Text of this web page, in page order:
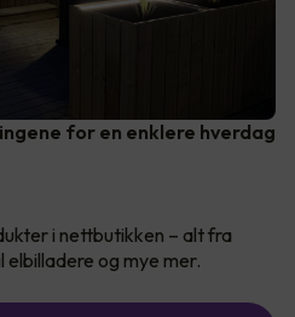
for en enklere hverdag
i nettbutikken – alt fra
og mye mer.